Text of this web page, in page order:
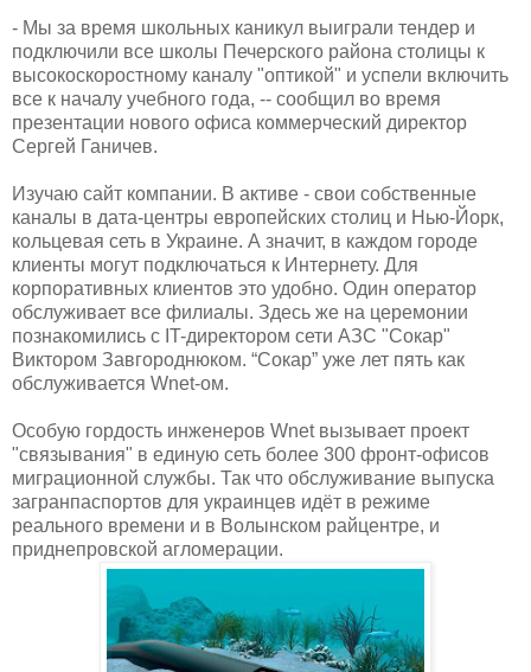
- Мы за время школьных каникул выиграли тендер и
подключили все школы Печерского района столицы к
высокоскоростному каналу "оптикой" и успели включить
все к началу учебного года, -- сообщил во время
презентации нового офиса коммерческий директор
Сергей Ганичев.
Изучаю сайт компании. В активе - свои собственные
каналы в дата-центры европейских столиц и Нью-Йорк,
кольцевая сеть в Украине. А значит, в каждом городе
клиенты могут подключаться к Интернету. Для
корпоративных клиентов это удобно. Один оператор
обслуживает все филиалы. Здесь же на церемонии
познакомились с IT-директором сети АЗС "Сокар"
Виктором Завгороднюком. “Сокар” уже лет пять как
обслуживается Wnet-ом.
Особую гордость инженеров Wnet вызывает проект
"связывания" в единую сеть более 300 фронт-офисов
миграционной службы. Так что обслуживание выпуска
загранпаспортов для украинцев идёт в режиме
реального времени и в Волынском райцентре, и
приднепровской агломерации.